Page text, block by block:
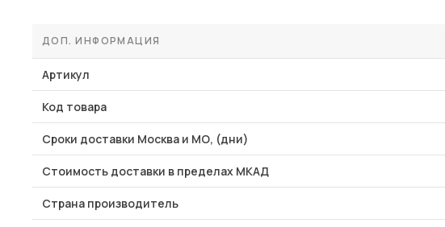
ДОП. ИНФОРМАЦИЯ
Артикул
Код товара
Сроки доставки Москва и МО, (дни)
Стоимость доставки в пределах МКАД
Страна производитель